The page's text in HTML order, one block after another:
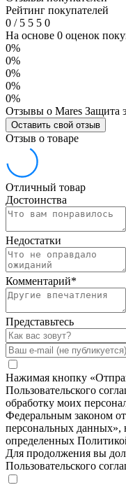
Рейтинг покупателей
0 /5 5 5 0
На основе 0 оценок
0%
0%
0%
0%
0%
Отзывы о Mares Защита
Оставить свой отзыв
Отзыв о товаре
Отличный товар
Достоинства
Недостатки
Комментарий*
Представьтесь
Нажимая кнопку
Пользовательского
обработку моих
Федеральным законом
персональных данных»,
определенных
Для продолжения вы
Пользовательского